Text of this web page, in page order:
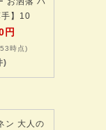
】10
円
時点)
)
ン 大人の